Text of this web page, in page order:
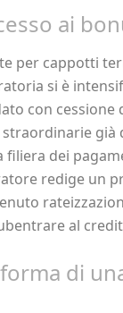
ai
per cappotti
si è
con cessione
già
dei
redige un
al
di